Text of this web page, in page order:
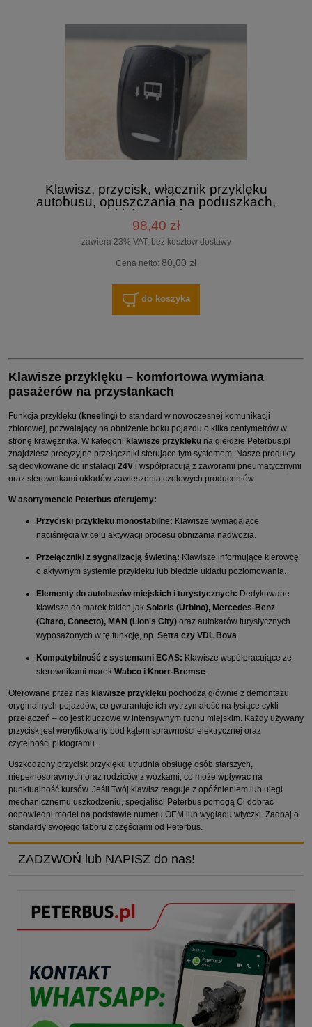
Klawisz, przycisk, włącznik przyklęku
autobusu, opuszczania na poduszkach,
przyklęk prawej strony
98,40 zł
zawiera 23% VAT, bez kosztów dostawy
Cena netto: 80,00 zł
do koszyka
Klawisze przyklęku – komfortowa wymiana
pasażerów na przystankach
Funkcja przyklęku (kneeling) to standard w nowoczesnej komunikacji
zbiorowej, pozwalający na obniżenie boku pojazdu o kilka centymetrów w
stronę krawężnika. W kategorii klawisze przyklęku na giełdzie Peterbus.pl
znajdziesz precyzyjne przełączniki sterujące tym systemem. Nasze produkty
są dedykowane do instalacji 24V i współpracują z zaworami pneumatycznymi
oraz sterownikami układów zawieszenia czołowych producentów.
W asortymencie Peterbus oferujemy:
Przyciski przyklęku monostabilne: Klawisze wymagające
naciśnięcia w celu aktywacji procesu obniżania nadwozia.
Przełączniki z sygnalizacją świetlną: Klawisze informujące kierowcę
o aktywnym systemie przyklęku lub błędzie układu poziomowania.
Elementy do autobusów miejskich i turystycznych: Dedykowane
klawisze do marek takich jak Solaris (Urbino), Mercedes-Benz
(Citaro, Conecto), MAN (Lion's City) oraz autokarów turystycznych
wyposażonych w tę funkcję, np. Setra czy VDL Bova
Kompatybilność z systemami ECAS: Klawisze współpracujące ze
sterownikami marek Wabco i Knorr-Bremse
Oferowane przez nas klawisze przyklęku pochodzą głównie z demontażu
oryginalnych pojazdów, co gwarantuje ich wytrzymałość na tysiące cykli
przełączeń – co jest kluczowe w intensywnym ruchu miejskim. Każdy używany
przycisk jest weryfikowany pod kątem sprawności elektrycznej oraz
czytelności piktogramu.
Uszkodzony przycisk przyklęku utrudnia obsługę osób starszych,
niepełnosprawnych oraz rodziców z wózkami, co może wpływać na
punktualność kursów. Jeśli Twój klawisz reaguje z opóźnieniem lub uległ
mechanicznemu uszkodzeniu, specjaliści Peterbus pomogą Ci dobrać
odpowiedni model na podstawie numeru OEM lub wyglądu wtyczki. Zadbaj o
standardy swojego taboru z częściami od Peterbus.
ZADZWOŃ lub NAPISZ do nas!